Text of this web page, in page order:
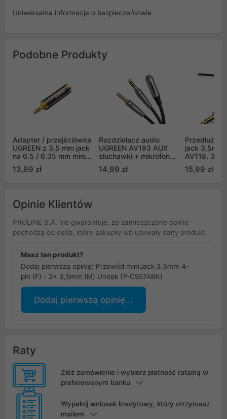
Uniwersalna informacja o bezpieczeństwie
Podobne Produkty
Adapter / przejściówka
UGREEN z 3.5 mm jack
na 6.5 / 6.35 mm mini
jack - szara (60711)
13,99 zł
Rozdzielacz audio
UGREEN AV193 AUX
słuchawki + mikrofon
do kabel 20 cm mini
jack 3,5mm - srebrny
14,99 zł
jack 3,5mm
AV118, 3m
15,99 zł
Opinie Klientów
PROLINE S.A. nie gwarantuje, że zamieszczone opinie
pochodzą od osób, które zakupiły lub używały dany produkt.
Masz ten produkt?
Dodaj pierwszą opinię: Przewód miniJack 3,5mm 4-
pin (F) - 2x 3,5mm (M) Unitek (Y-C957ABK)
Dodaj pierwszą opinię...
Raty
Złóż zamówienie i wybierz płatność ratalną w
preferowanym banku
Wypełnij wniosek kredytowy, który otrzymasz
mailem